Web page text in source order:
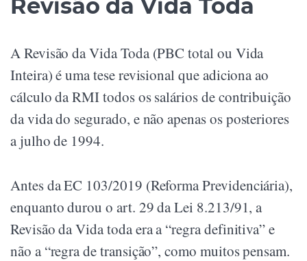
Revisão da Vida Toda
A Revisão da Vida Toda (PBC total ou Vida
Inteira) é uma tese revisional que adiciona ao
cálculo da RMI todos os salários de contribuição
da vida do segurado, e não apenas os posteriores
a julho de 1994.
Antes da EC 103/2019 (Reforma Previdenciária),
enquanto durou o art. 29 da Lei 8.213/91, a
Revisão da Vida toda era a “regra definitiva” e
não a “regra de transição”, como muitos pensam.